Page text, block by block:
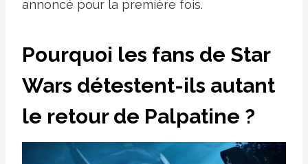
annoncé pour la première fois.
Pourquoi les fans de Star
Wars détestent-ils autant
le retour de Palpatine ?